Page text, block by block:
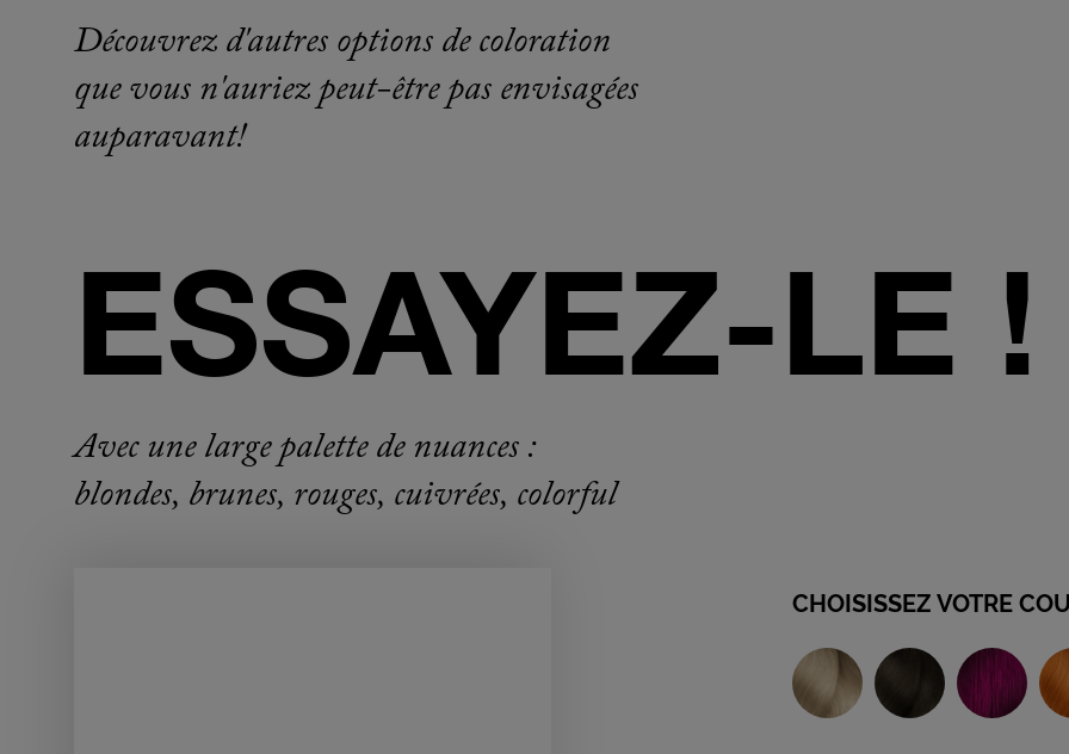
Découvrez d'autres options de coloration
que vous n'auriez peut-être pas envisagées
auparavant!
ESSAYEZ-LE !
Avec une large palette de nuances :
blondes, brunes, rouges, cuivrées, colorful
CHOISISSEZ VOTRE